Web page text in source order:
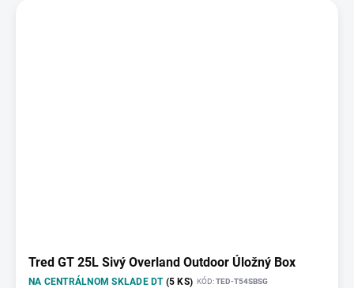
Tred GT 25L Sivý Overland Outdoor Úložný Box
NA CENTRÁLNOM SKLADE DT (5 KS) KÓD:TED-T54SBSG